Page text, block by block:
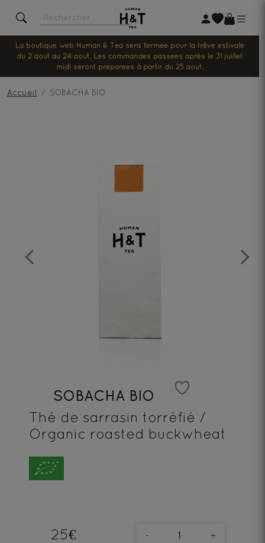
La boutique web Human & Tea sera fermée pour la trêve estivale
du 2 août au 24 août. Les commandes passées après le 31 juillet
midi seront préparées à partir du 25 août.
Accueil SOBACHA BIO
Previous Next
SOBACHA BIO
Thé de sarrasin torréfié /
Organic roasted buckwheat
25€ - +